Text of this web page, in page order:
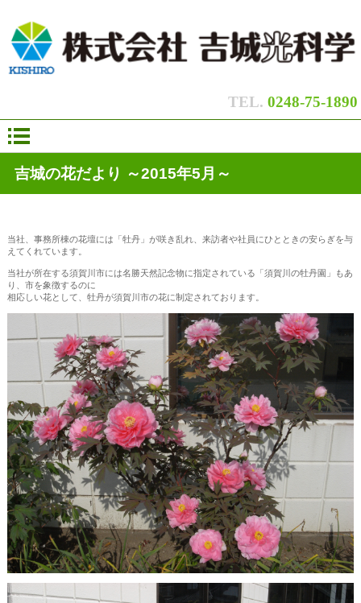
TEL. 0248-75-1890
吉城の花だより ～2015年5月～
当社、事務所棟の花壇には「牡丹」が咲き乱れ、来訪者や社員にひとときの安らぎを与
えてくれています。
当社が所在する須賀川市には名勝天然記念物に指定されている「須賀川の牡丹園」もあ
り、市を象徴するのに
相応しい花として、牡丹が須賀川市の花に制定されております。